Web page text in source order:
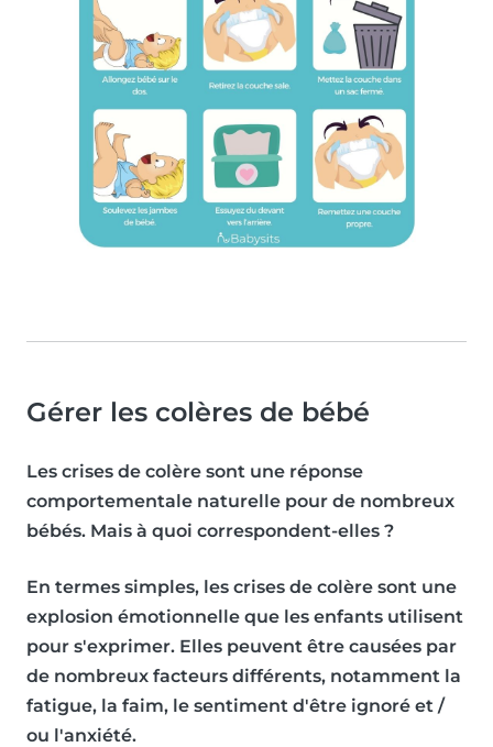
Gérer les colères de bébé
Les crises de colère sont une réponse
comportementale naturelle pour de nombreux
bébés. Mais à quoi correspondent-elles ?
En termes simples, les crises de colère sont une
explosion émotionnelle que les enfants utilisent
pour s'exprimer. Elles peuvent être causées par
de nombreux facteurs différents, notamment la
fatigue, la faim, le sentiment d'être ignoré et /
ou l'anxiété.